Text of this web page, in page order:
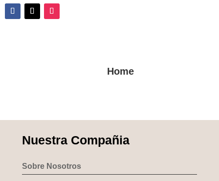
Home
Nuestra Compañia
Sobre Nosotros